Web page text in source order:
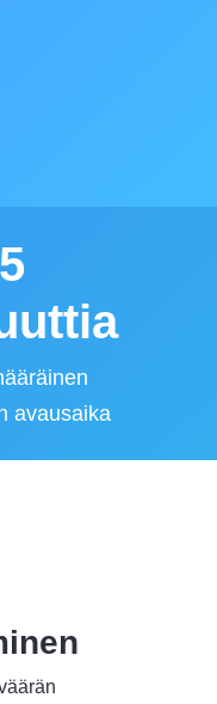
5
avausaika